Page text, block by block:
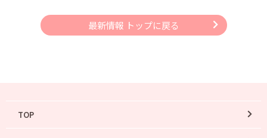
最新情報 トップに戻る
TOP